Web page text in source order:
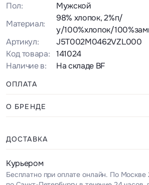
Пол:
Мужской
Материал:
98% хлопок, 2%п/
у/100%хлопок/
Артикул:
J5T002M0462VZL000
Код товара:
141024
Наличие в:
На складе BF
ОПЛАТА
О БРЕНДЕ
ДОСТАВКА
Курьером
Бесплатно при оплате онлайн. По Москве